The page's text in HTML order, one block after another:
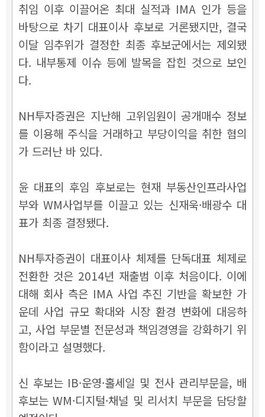
취임 이후 이끌어온 최대 실적과 IMA 인가 등을
바탕으로 차기 대표이사 후보로 거론됐지만, 결국
이달 임추위가 결정한 최종 후보군에서는 제외됐
다. 내부통제 이슈 등에 발목을 잡힌 것으로 보인
다.
NH투자증권은 지난해 고위임원이 공개매수 정보
를 이용해 주식을 거래하고 부당이익을 취한 혐의
가 드러난 바 있다.
윤 대표의 후임 후보로는 현재 부동산인프라사업
부와 WM사업부를 이끌고 있는 신재욱·배광수 대
표가 최종 결정됐다.
NH투자증권이 대표이사 체제를 단독대표 체제로
전환한 것은 2014년 재출범 이후 처음이다. 이에
대해 회사 측은 IMA 사업 추진 기반을 확보한 가
운데 사업 규모 확대와 시장 환경 변화에 대응하
고, 사업 부문별 전문성과 책임경영을 강화하기 위
함이라고 설명했다.
신 후보는 IB·운영·홀세일 및 전사 관리부문을, 배
후보는 WM·디지털·채널 및 리서치 부문을 담당할